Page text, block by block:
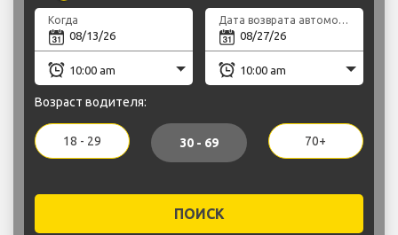
Когда Дата возврата автомобиля
Возраст водителя:
18 - 29 30 - 69 70+
ПОИСК